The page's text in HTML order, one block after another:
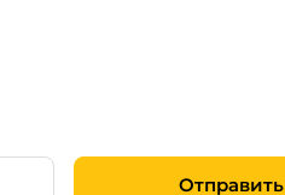
Отправить